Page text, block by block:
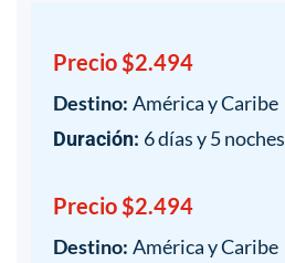
Precio $2.494
Destino: América y Caribe
Duración: 6 días y 5 noches
Precio $2.494
Destino: América y Caribe